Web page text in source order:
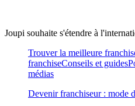
Joupi souhaite s'étendre à
Trouver la meilleure
franchiseConseils et guides
médias
Devenir franchiseur : mode